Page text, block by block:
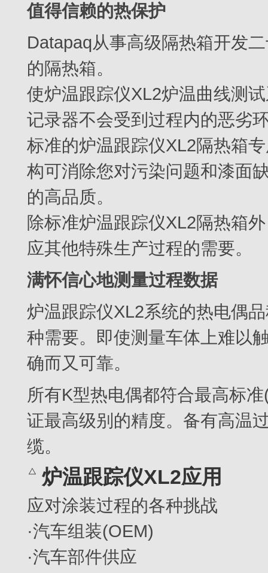
值得信赖的热保护
Datapaq从事高级隔热箱开发
的隔热箱。
使炉温跟踪仪XL2炉温曲线测
记录器不会受到过程内的恶劣
标准的炉温跟踪仪XL2隔热箱
构可消除您对污染问题和漆面
的高品质。
除标准炉温跟踪仪XL2隔热箱
应其他特殊生产过程的需要。
满怀信心地测量过程数据
炉温跟踪仪XL2系统的热电偶
种需要。即使测量车体上难以
确而又可靠。
所有K型热电偶都符合最高标
证最高级别的精度。备有高温
缆。
炉温跟踪仪XL2应用
应对涂装过程的各种挑战
·汽车组装(OEM)
·汽车部件供应